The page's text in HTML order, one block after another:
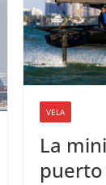
VELA
La
puerto